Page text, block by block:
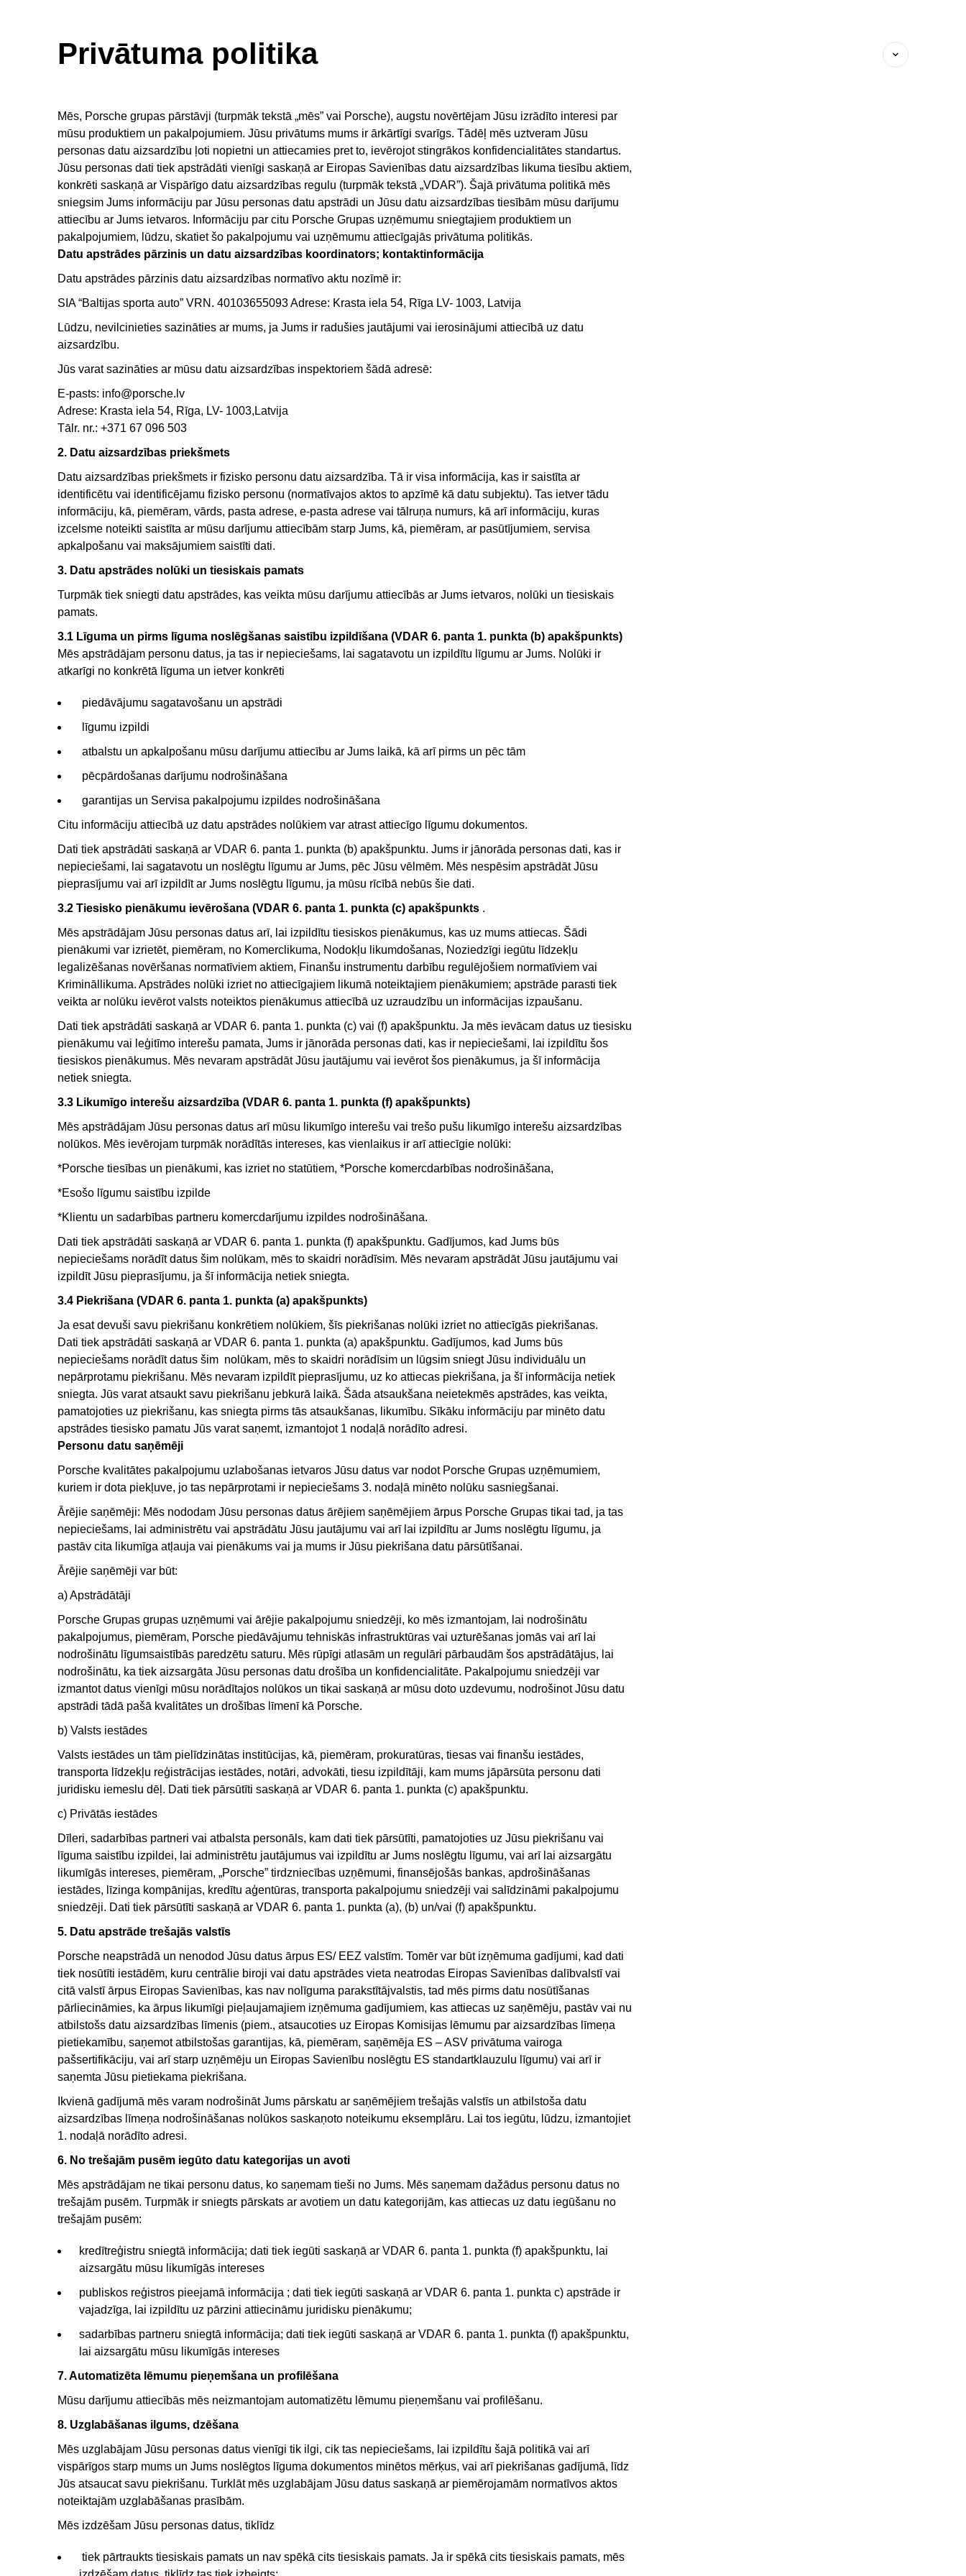
Privātuma politika
Mēs, Porsche grupas pārstāvji (turpmāk tekstā „mēs” vai Porsche), augstu novērtējam Jūsu izrādīto interesi par
mūsu produktiem un pakalpojumiem. Jūsu privātums mums ir ārkārtīgi svarīgs. Tādēļ mēs uztveram Jūsu
personas datu aizsardzību ļoti nopietni un attiecamies pret to, ievērojot stingrākos konfidencialitātes standartus.
Jūsu personas dati tiek apstrādāti vienīgi saskaņā ar Eiropas Savienības datu aizsardzības likuma tiesību aktiem,
konkrēti saskaņā ar Vispārīgo datu aizsardzības regulu (turpmāk tekstā „VDAR”). Šajā privātuma politikā mēs
sniegsim Jums informāciju par Jūsu personas datu apstrādi un Jūsu datu aizsardzības tiesībām mūsu darījumu
attiecību ar Jums ietvaros. Informāciju par citu Porsche Grupas uzņēmumu sniegtajiem produktiem un
pakalpojumiem, lūdzu, skatiet šo pakalpojumu vai uzņēmumu attiecīgajās privātuma politikās.
Datu apstrādes pārzinis un datu aizsardzības koordinators; kontaktinformācija
Datu apstrādes pārzinis datu aizsardzības normatīvo aktu nozīmē ir:
SIA “Baltijas sporta auto” VRN. 40103655093 Adrese: Krasta iela 54, Rīga LV- 1003, Latvija
Lūdzu, nevilcinieties sazināties ar mums, ja Jums ir radušies jautājumi vai ierosinājumi attiecībā uz datu
aizsardzību.
Jūs varat sazināties ar mūsu datu aizsardzības inspektoriem šādā adresē:
E-pasts: info@porsche.lv
Adrese: Krasta iela 54, Rīga, LV- 1003,Latvija
Tālr. nr.: +371 67 096 503
2. Datu aizsardzības priekšmets
Datu aizsardzības priekšmets ir fizisko personu datu aizsardzība. Tā ir visa informācija, kas ir saistīta ar
identificētu vai identificējamu fizisko personu (normatīvajos aktos to apzīmē kā datu subjektu). Tas ietver tādu
informāciju, kā, piemēram, vārds, pasta adrese, e-pasta adrese vai tālruņa numurs, kā arī informāciju, kuras
izcelsme noteikti saistīta ar mūsu darījumu attiecībām starp Jums, kā, piemēram, ar pasūtījumiem, servisa
apkalpošanu vai maksājumiem saistīti dati.
3. Datu apstrādes nolūki un tiesiskais pamats
Turpmāk tiek sniegti datu apstrādes, kas veikta mūsu darījumu attiecībās ar Jums ietvaros, nolūki un tiesiskais
pamats.
3.1 Līguma un pirms līguma noslēgšanas saistību izpildīšana (VDAR 6. panta 1. punkta (b) apakšpunkts)
Mēs apstrādājam personu datus, ja tas ir nepieciešams, lai sagatavotu un izpildītu līgumu ar Jums. Nolūki ir
atkarīgi no konkrētā līguma un ietver konkrēti
piedāvājumu sagatavošanu un apstrādi
līgumu izpildi
atbalstu un apkalpošanu mūsu darījumu attiecību ar Jums laikā, kā arī pirms un pēc tām
pēcpārdošanas darījumu nodrošināšana
garantijas un Servisa pakalpojumu izpildes nodrošināšana
Citu informāciju attiecībā uz datu apstrādes nolūkiem var atrast attiecīgo līgumu dokumentos.
Dati tiek apstrādāti saskaņā ar VDAR 6. panta 1. punkta (b) apakšpunktu. Jums ir jānorāda personas dati, kas ir
nepieciešami, lai sagatavotu un noslēgtu līgumu ar Jums, pēc Jūsu vēlmēm. Mēs nespēsim apstrādāt Jūsu
pieprasījumu vai arī izpildīt ar Jums noslēgtu līgumu, ja mūsu rīcībā nebūs šie dati.
3.2 Tiesisko pienākumu ievērošana (VDAR 6. panta 1. punkta (c) apakšpunkts .
Mēs apstrādājam Jūsu personas datus arī, lai izpildītu tiesiskos pienākumus, kas uz mums attiecas. Šādi
pienākumi var izrietēt, piemēram, no Komerclikuma, Nodokļu likumdošanas, Noziedzīgi iegūtu līdzekļu
legalizēšanas novēršanas normatīviem aktiem, Finanšu instrumentu darbību regulējošiem normatīviem vai
Krimināllikuma. Apstrādes nolūki izriet no attiecīgajiem likumā noteiktajiem pienākumiem; apstrāde parasti tiek
veikta ar nolūku ievērot valsts noteiktos pienākumus attiecībā uz uzraudzību un informācijas izpaušanu.
Dati tiek apstrādāti saskaņā ar VDAR 6. panta 1. punkta (c) vai (f) apakšpunktu. Ja mēs ievācam datus uz tiesisku
pienākumu vai leģitīmo interešu pamata, Jums ir jānorāda personas dati, kas ir nepieciešami, lai izpildītu šos
tiesiskos pienākumus. Mēs nevaram apstrādāt Jūsu jautājumu vai ievērot šos pienākumus, ja šī informācija
netiek sniegta.
3.3 Likumīgo interešu aizsardzība (VDAR 6. panta 1. punkta (f) apakšpunkts)
Mēs apstrādājam Jūsu personas datus arī mūsu likumīgo interešu vai trešo pušu likumīgo interešu aizsardzības
nolūkos. Mēs ievērojam turpmāk norādītās intereses, kas vienlaikus ir arī attiecīgie nolūki:
*Porsche tiesības un pienākumi, kas izriet no statūtiem, *Porsche komercdarbības nodrošināšana,
*Esošo līgumu saistību izpilde
*Klientu un sadarbības partneru komercdarījumu izpildes nodrošināšana.
Dati tiek apstrādāti saskaņā ar VDAR 6. panta 1. punkta (f) apakšpunktu. Gadījumos, kad Jums būs
nepieciešams norādīt datus šim nolūkam, mēs to skaidri norādīsim. Mēs nevaram apstrādāt Jūsu jautājumu vai
izpildīt Jūsu pieprasījumu, ja šī informācija netiek sniegta.
3.4 Piekrišana (VDAR 6. panta 1. punkta (a) apakšpunkts)
Ja esat devuši savu piekrišanu konkrētiem nolūkiem, šīs piekrišanas nolūki izriet no attiecīgās piekrišanas.
Dati tiek apstrādāti saskaņā ar VDAR 6. panta 1. punkta (a) apakšpunktu. Gadījumos, kad Jums būs
nepieciešams norādīt datus šim nolūkam, mēs to skaidri norādīsim un lūgsim sniegt Jūsu individuālu un
nepārprotamu piekrišanu. Mēs nevaram izpildīt pieprasījumu, uz ko attiecas piekrišana, ja šī informācija netiek
sniegta. Jūs varat atsaukt savu piekrišanu jebkurā laikā. Šāda atsaukšana neietekmēs apstrādes, kas veikta,
pamatojoties uz piekrišanu, kas sniegta pirms tās atsaukšanas, likumību. Sīkāku informāciju par minēto datu
apstrādes tiesisko pamatu Jūs varat saņemt, izmantojot 1 nodaļā norādīto adresi.
Personu datu saņēmēji
Porsche kvalitātes pakalpojumu uzlabošanas ietvaros Jūsu datus var nodot Porsche Grupas uzņēmumiem,
kuriem ir dota piekļuve, jo tas nepārprotami ir nepieciešams 3. nodaļā minēto nolūku sasniegšanai.
Ārējie saņēmēji: Mēs nododam Jūsu personas datus ārējiem saņēmējiem ārpus Porsche Grupas tikai tad, ja tas
nepieciešams, lai administrētu vai apstrādātu Jūsu jautājumu vai arī lai izpildītu ar Jums noslēgtu līgumu, ja
pastāv cita likumīga atļauja vai pienākums vai ja mums ir Jūsu piekrišana datu pārsūtīšanai.
Ārējie saņēmēji var būt:
a) Apstrādātāji
Porsche Grupas grupas uzņēmumi vai ārējie pakalpojumu sniedzēji, ko mēs izmantojam, lai nodrošinātu
pakalpojumus, piemēram, Porsche piedāvājumu tehniskās infrastruktūras vai uzturēšanas jomās vai arī lai
nodrošinātu līgumsaistībās paredzētu saturu. Mēs rūpīgi atlasām un regulāri pārbaudām šos apstrādātājus, lai
nodrošinātu, ka tiek aizsargāta Jūsu personas datu drošība un konfidencialitāte. Pakalpojumu sniedzēji var
izmantot datus vienīgi mūsu norādītajos nolūkos un tikai saskaņā ar mūsu doto uzdevumu, nodrošinot Jūsu datu
apstrādi tādā pašā kvalitātes un drošības līmenī kā Porsche.
b) Valsts iestādes
Valsts iestādes un tām pielīdzinātas institūcijas, kā, piemēram, prokuratūras, tiesas vai finanšu iestādes,
transporta līdzekļu reģistrācijas iestādes, notāri, advokāti, tiesu izpildītāji, kam mums jāpārsūta personu dati
juridisku iemeslu dēļ. Dati tiek pārsūtīti saskaņā ar VDAR 6. panta 1. punkta (c) apakšpunktu.
c) Privātās iestādes
Dīleri, sadarbības partneri vai atbalsta personāls, kam dati tiek pārsūtīti, pamatojoties uz Jūsu piekrišanu vai
līguma saistību izpildei, lai administrētu jautājumus vai izpildītu ar Jums noslēgtu līgumu, vai arī lai aizsargātu
likumīgās intereses, piemēram, „Porsche” tirdzniecības uzņēmumi, finansējošās bankas, apdrošināšanas
iestādes, līzinga kompānijas, kredītu aģentūras, transporta pakalpojumu sniedzēji vai salīdzināmi pakalpojumu
sniedzēji. Dati tiek pārsūtīti saskaņā ar VDAR 6. panta 1. punkta (a), (b) un/vai (f) apakšpunktu.
5. Datu apstrāde trešajās valstīs
Porsche neapstrādā un nenodod Jūsu datus ārpus ES/ EEZ valstīm. Tomēr var būt izņēmuma gadījumi, kad dati
tiek nosūtīti iestādēm, kuru centrālie biroji vai datu apstrādes vieta neatrodas Eiropas Savienības dalībvalstī vai
citā valstī ārpus Eiropas Savienības, kas nav nolīguma parakstītājvalstis, tad mēs pirms datu nosūtīšanas
pārliecināmies, ka ārpus likumīgi pieļaujamajiem izņēmuma gadījumiem, kas attiecas uz saņēmēju, pastāv vai nu
atbilstošs datu aizsardzības līmenis (piem., atsaucoties uz Eiropas Komisijas lēmumu par aizsardzības līmeņa
pietiekamību, saņemot atbilstošas garantijas, kā, piemēram, saņēmēja ES – ASV privātuma vairoga
pašsertifikāciju, vai arī starp uzņēmēju un Eiropas Savienību noslēgtu ES standartklauzulu līgumu) vai arī ir
saņemta Jūsu pietiekama piekrišana.
Ikvienā gadījumā mēs varam nodrošināt Jums pārskatu ar saņēmējiem trešajās valstīs un atbilstoša datu
aizsardzības līmeņa nodrošināšanas nolūkos saskaņoto noteikumu eksemplāru. Lai tos iegūtu, lūdzu, izmantojiet
1. nodaļā norādīto adresi.
6. No trešajām pusēm iegūto datu kategorijas un avoti
Mēs apstrādājam ne tikai personu datus, ko saņemam tieši no Jums. Mēs saņemam dažādus personu datus no
trešajām pusēm. Turpmāk ir sniegts pārskats ar avotiem un datu kategorijām, kas attiecas uz datu iegūšanu no
trešajām pusēm:
kredītreģistru sniegtā informācija; dati tiek iegūti saskaņā ar VDAR 6. panta 1. punkta (f) apakšpunktu, lai
aizsargātu mūsu likumīgās intereses
publiskos reģistros pieejamā informācija ; dati tiek iegūti saskaņā ar VDAR 6. panta 1. punkta c) apstrāde ir
vajadzīga, lai izpildītu uz pārzini attiecināmu juridisku pienākumu;
sadarbības partneru sniegtā informācija; dati tiek iegūti saskaņā ar VDAR 6. panta 1. punkta (f) apakšpunktu,
lai aizsargātu mūsu likumīgās intereses
7. Automatizēta lēmumu pieņemšana un profilēšana
Mūsu darījumu attiecībās mēs neizmantojam automatizētu lēmumu pieņemšanu vai profilēšanu.
8. Uzglabāšanas ilgums, dzēšana
Mēs uzglabājam Jūsu personas datus vienīgi tik ilgi, cik tas nepieciešams, lai izpildītu šajā politikā vai arī
vispārīgos starp mums un Jums noslēgtos līguma dokumentos minētos mērķus, vai arī piekrišanas gadījumā, līdz
Jūs atsaucat savu piekrišanu. Turklāt mēs uzglabājam Jūsu datus saskaņā ar piemērojamām normatīvos aktos
noteiktajām uzglabāšanas prasībām.
Mēs izdzēšam Jūsu personas datus, tiklīdz
tiek pārtraukts tiesiskais pamats un nav spēkā cits tiesiskais pamats. Ja ir spēkā cits tiesiskais pamats, mēs